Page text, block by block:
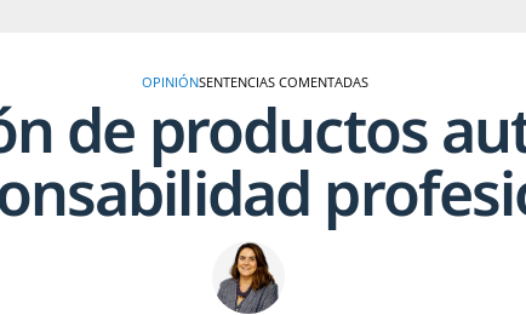
OPINIÓNSENTENCIAS COMENTADAS
de productos